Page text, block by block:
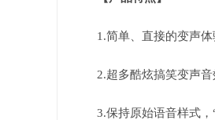
1.简单、直接的变声体
2.超多酷炫搞笑变声音
3.保持原始语音样式，